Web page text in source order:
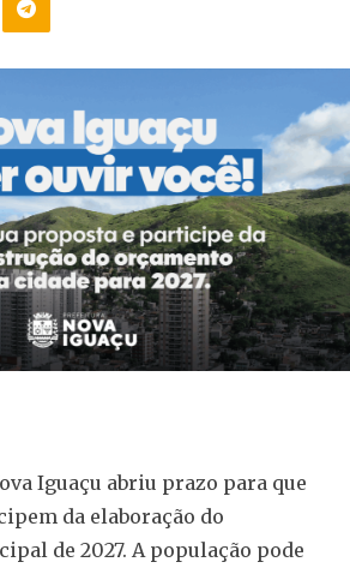
Iguaçu abriu prazo para que
da elaboração do
de 2027. A população pode